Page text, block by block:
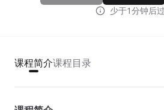
少于1分钟后
课程简介课程目录